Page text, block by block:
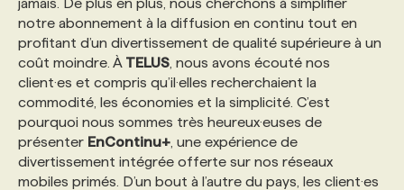
jamais. De plus en plus, nous cherchons à simplifier
notre abonnement à la diffusion en continu tout en
profitant d’un divertissement de qualité supérieure à un
coût moindre. À TELUS , nous avons écouté nos
client·es et compris qu’il·elles recherchaient la
commodité, les économies et la simplicité. C’est
pourquoi nous sommes très heureux·euses de
présenter EnContinu+ , une expérience de
divertissement intégrée offerte sur nos réseaux
mobiles primés. D’un bout à l’autre du pays, les client·es